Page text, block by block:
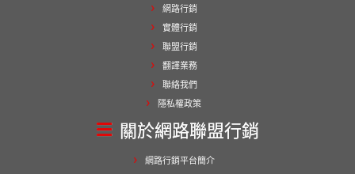
網路行銷
實體行銷
聯盟行銷
翻譯業務
聯絡我們
隱私權政策
關於網路聯盟行銷
網路行銷平台簡介